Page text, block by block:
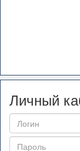
Личный